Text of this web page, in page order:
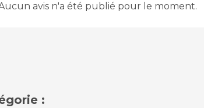
avis n'a été publié pour le moment.
: